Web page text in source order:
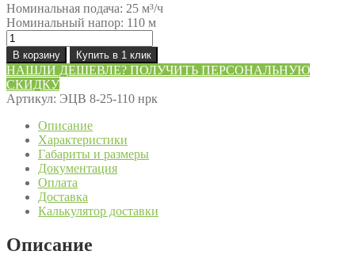
Номинальная подача: 25 м³/ч
Номинальный напор: 110 м
Количество
товара
Насос
ЭЦВ
8-
25-
В корзину Купить в 1 клик
НАШЛИ ДЕШЕВЛЕ? ПОЛУЧИТЬ ПЕРСОНАЛЬНУЮ
СКИДКУ
Артикул: ЭЦВ 8-25-110 нрк
Описание
Характеристики
Габариты и размеры
Документация
Оплата
Доставка
Калькулятор доставки
Описание